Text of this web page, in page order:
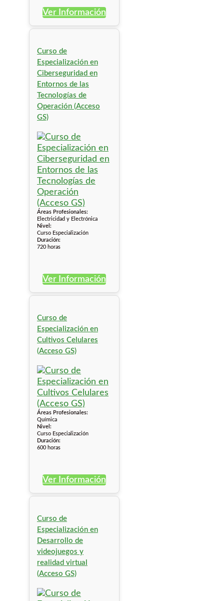
Ver Información
Curso de
Especialización en
Ciberseguridad en
Entornos de las
Tecnologías de
Operación (Acceso
GS)
Áreas Profesionales:
Electricidad y Electrónica
Nivel:
Curso Especialización
Duración:
720 horas
Ver Información
Curso de
Especialización en
Cultivos Celulares
(Acceso GS)
Áreas Profesionales:
Química
Nivel:
Curso Especialización
Duración:
600 horas
Ver Información
Curso de
Especialización en
Desarrollo de
videojuegos y
realidad virtual
(Acceso GS)